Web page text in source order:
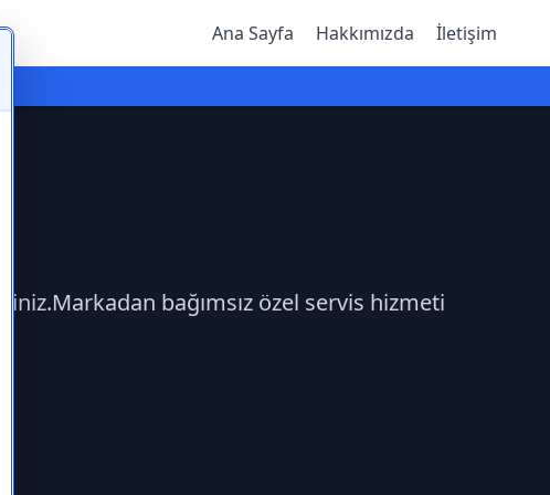
Ana Sayfa Hakkımızda İletişim
bağımsız özel servis hizmeti